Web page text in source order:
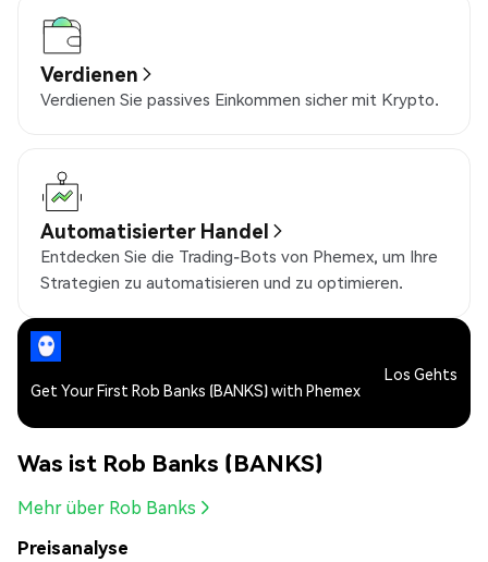
Verdienen
Verdienen Sie passives Einkommen sicher mit Krypto.
Automatisierter Handel
Entdecken Sie die Trading-Bots von Phemex, um Ihre
Strategien zu automatisieren und zu optimieren.
Get Your First Rob Banks (BANKS) with Phemex
Los Gehts
Was ist Rob Banks (BANKS)
Mehr über Rob Banks
Preisanalyse